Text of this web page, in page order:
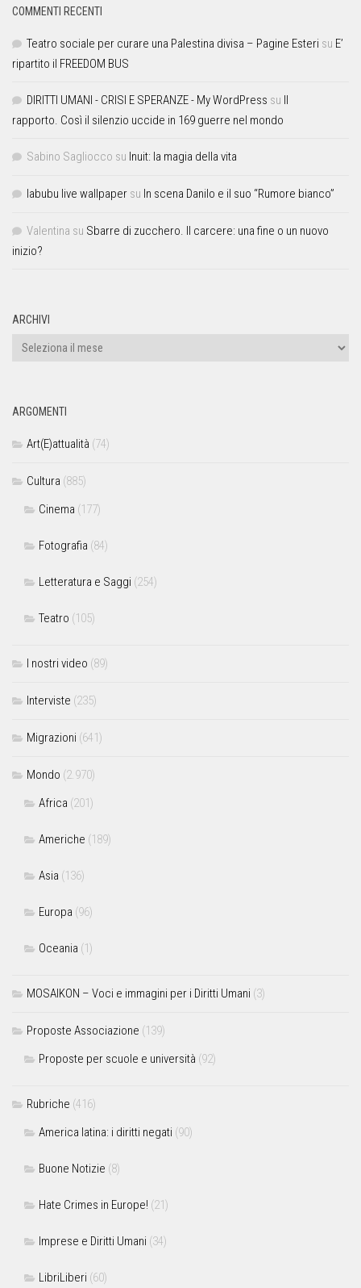
COMMENTI RECENTI
Teatro sociale per curare una Palestina divisa – Pagine Esteri su E’
ripartito il FREEDOM BUS
DIRITTI UMANI - CRISI E SPERANZE - My WordPress su Il
rapporto. Così il silenzio uccide in 169 guerre nel mondo
Sabino Sagliocco su Inuit: la magia della vita
labubu live wallpaper su In scena Danilo e il suo “Rumore bianco”
Valentina su Sbarre di zucchero. Il carcere: una fine o un nuovo
inizio?
ARCHIVI
ARGOMENTI
Art(E)attualità (74)
Cultura (885)
Cinema (177)
Fotografia (84)
Letteratura e Saggi (254)
Teatro (105)
I nostri video (89)
Interviste (235)
Migrazioni (641)
Mondo (2.970)
Africa (201)
Americhe (189)
Asia (136)
Europa (96)
Oceania (1)
MOSAIKON – Voci e immagini per i Diritti Umani (3)
Proposte Associazione (139)
Proposte per scuole e università (92)
Rubriche (416)
America latina: i diritti negati (90)
Buone Notizie (8)
Hate Crimes in Europe! (21)
Imprese e Diritti Umani (34)
LibriLiberi (60)